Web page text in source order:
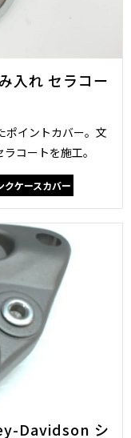
入れ セラコー
ポイントカバー。文
コートを施工。
クケースカバー
Davidson シ